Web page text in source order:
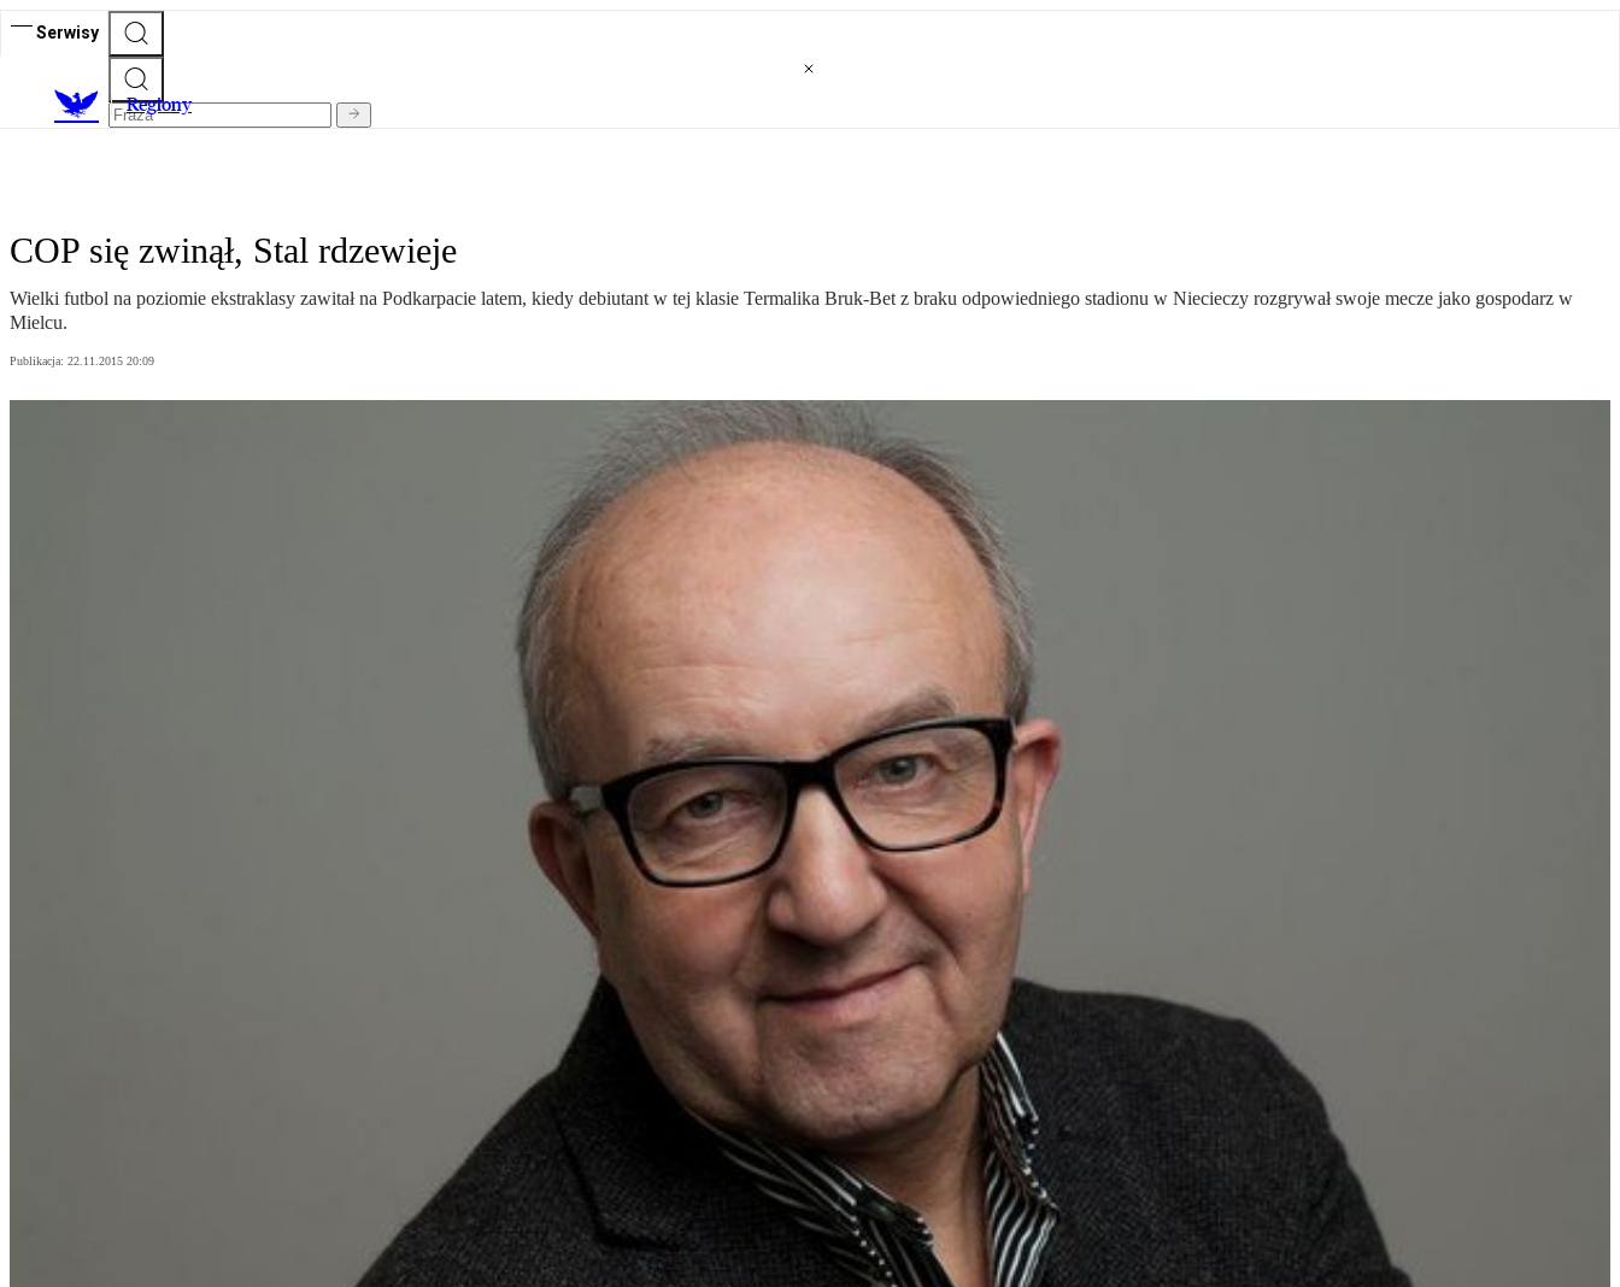
Serwisy
Regiony
COP się zwinął, Stal rdzewieje
Wielki futbol na poziomie ekstraklasy zawitał na Podkarpacie latem, kiedy debiutant w tej klasie Termalika Bruk-Bet z braku odpowiedniego stadionu w Niecieczy rozgrywał swoje mecze jako gospodarz w
Mielcu.
Publikacja: 22.11.2015 20:09